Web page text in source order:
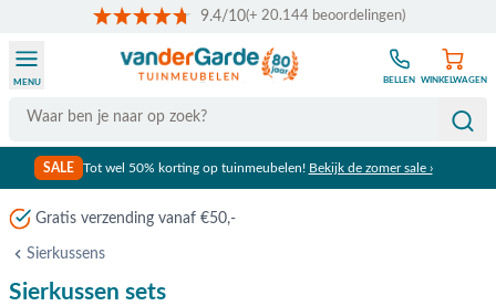
9.4/10(+ 20.144 beoordelingen)
Search
MENU BELLEN WINKELWAGEN
SALE Tot wel 50% korting op tuinmeubelen! Bekijk de zomer sale ›
Gratis verzending vanaf €50,-
Sierkussens
Sierkussen sets